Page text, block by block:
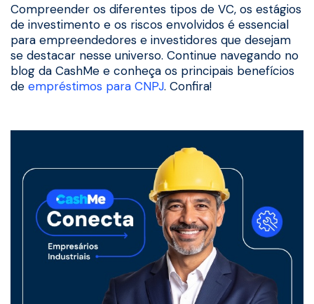
Compreender os diferentes tipos de VC, os estágios
de investimento e os riscos envolvidos é essencial
para empreendedores e investidores que desejam
se destacar nesse universo. Continue navegando no
blog da CashMe e conheça os principais benefícios
de empréstimos para CNPJ. Confira!